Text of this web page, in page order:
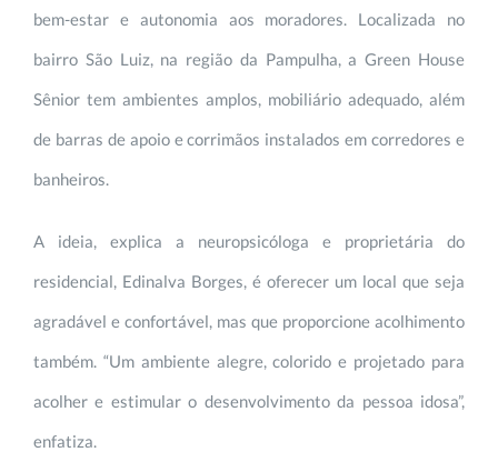
bem-estar e autonomia aos moradores. Localizada no
bairro São Luiz, na região da Pampulha, a Green House
Sênior tem ambientes amplos, mobiliário adequado, além
de barras de apoio e corrimãos instalados em corredores e
banheiros.
A ideia, explica a neuropsicóloga e proprietária do
residencial, Edinalva Borges, é oferecer um local que seja
agradável e confortável, mas que proporcione acolhimento
também. “Um ambiente alegre, colorido e projetado para
acolher e estimular o desenvolvimento da pessoa idosa”,
enfatiza.